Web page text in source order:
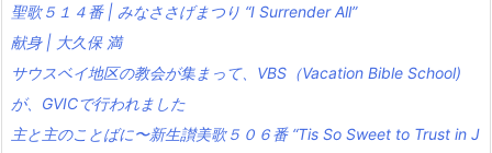
聖歌５１４番 | みなささげまつり “I Surrender All”
献身 | 大久保 満
サウスベイ地区の教会が集まって、VBS（Vacation Bible School)
が、GVICで行われました
主と主のことばに〜新生讃美歌５０６番 “Tis So Sweet to Trust in J